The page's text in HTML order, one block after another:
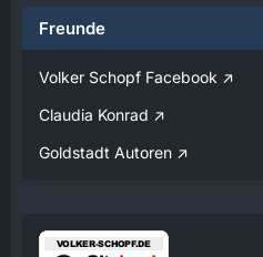
Verfügung gestellt.
Jetzt Online!
Externer Inhalt
und angezeigt.
Freunde
Volker Schopf Facebook
Claudia Konrad
Goldstadt Autoren